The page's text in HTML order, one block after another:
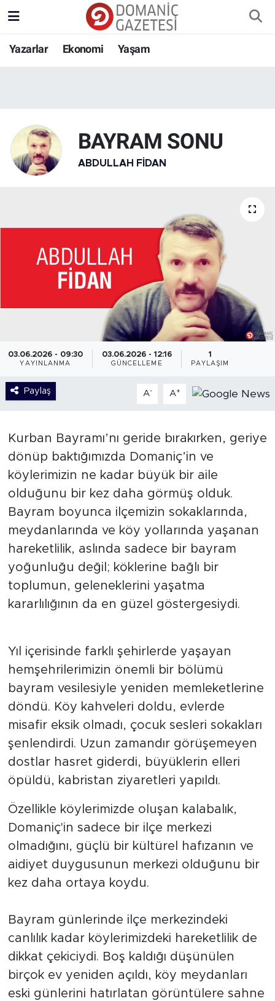
Yazarlar Ekonomi Yaşam
BAYRAM SONU
ABDULLAH FIDAN
03.06.2026 - 09:30
YAYINLANMA
03.06.2026 - 12:16
GÜNCELLEME
1
PAYLAŞIM
Paylaş A- A+
Kurban Bayramı’nı geride bırakırken, geriye
dönüp baktığımızda Domaniç’in ve
köylerimizin ne kadar büyük bir aile
olduğunu bir kez daha görmüş olduk.
Bayram boyunca ilçemizin sokaklarında,
meydanlarında ve köy yollarında yaşanan
hareketlilik, aslında sadece bir bayram
yoğunluğu değil; köklerine bağlı bir
toplumun, geleneklerini yaşatma
kararlılığının da en güzel göstergesiydi.
Yıl içerisinde farklı şehirlerde yaşayan
hemşehrilerimizin önemli bir bölümü
bayram vesilesiyle yeniden memleketlerine
döndü. Köy kahveleri doldu, evlerde
misafir eksik olmadı, çocuk sesleri sokakları
şenlendirdi. Uzun zamandır görüşemeyen
dostlar hasret giderdi, büyüklerin elleri
öpüldü, kabristan ziyaretleri yapıldı.
Özellikle köylerimizde oluşan kalabalık,
Domaniç'in sadece bir ilçe merkezi
olmadığını, güçlü bir kültürel hafızanın ve
aidiyet duygusunun merkezi olduğunu bir
kez daha ortaya koydu.
Bayram günlerinde ilçe merkezindeki
canlılık kadar köylerimizdeki hareketlilik de
dikkat çekiciydi. Boş kaldığı düşünülen
birçok ev yeniden açıldı, köy meydanları
eski günlerini hatırlatan görüntülere sahne